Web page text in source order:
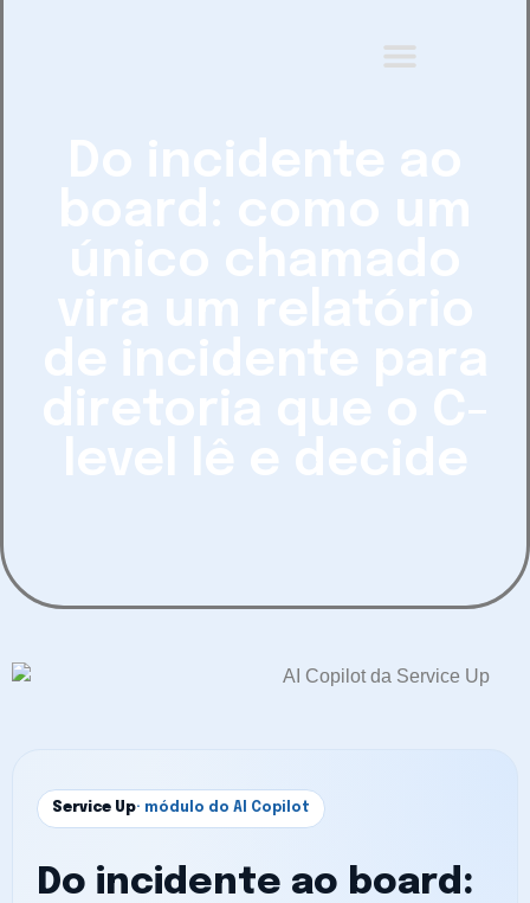
Do incidente ao
board: como um
único chamado
vira um relatório
de incidente para
diretoria que o C-
level lê e decide
Service Up· módulo do AI Copilot
Do incidente ao board: